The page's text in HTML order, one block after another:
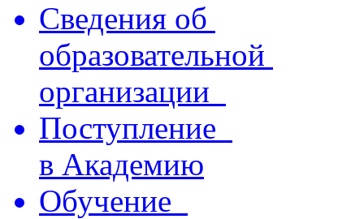
Сведения об
образовательной
организации
Поступление
в Академию
Обучение